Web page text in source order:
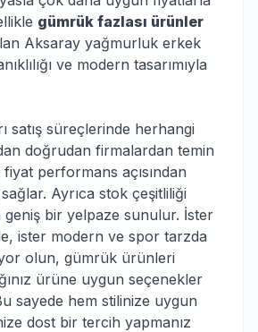
gümrük fazlası ürünler
Aksaray yağmurluk erkek
ve modern tasarımıyla
satış süreçlerinde herhangi
doğrudan firmalardan temin
performans açısından
Ayrıca stok çeşitliliği
geniş bir yelpaze sunulur. İster
ister modern ve spor tarzda
olun, gümrük ürünleri
ürüne uygun seçenekler
sayede hem stilinize uygun
dost bir tercih yapmanız